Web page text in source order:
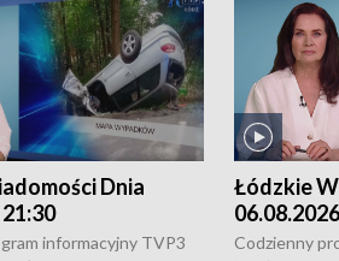
Dnia
informacyjny TVP3
Łódzkie
Codzienny